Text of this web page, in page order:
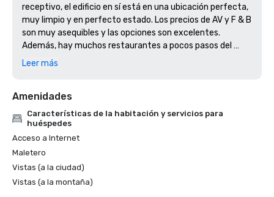
receptivo, el edificio en sí está en una ubicación perfecta,
muy limpio y en perfecto estado. Los precios de AV y F & B
son muy asequibles y las opciones son excelentes.
Además, hay muchos restaurantes a pocos pasos del
centro de convenciones. Creemos que Boise es uno de los
Jeiry Nin Gomera, CMP
Coordinadora sénior de reuniones
Sociedad Botánica de América, Botánica 2023
julio de 2023
convención en el Boise Centre. Ha sido el lugar para
eventos del tamaño adecuado para nuestro grupo de 950
Leer más
Amenidades
Características de la habitación y servicios para
huéspedes
Acceso a Internet
Maletero
Vistas (a la ciudad)
Vistas (a la montaña)